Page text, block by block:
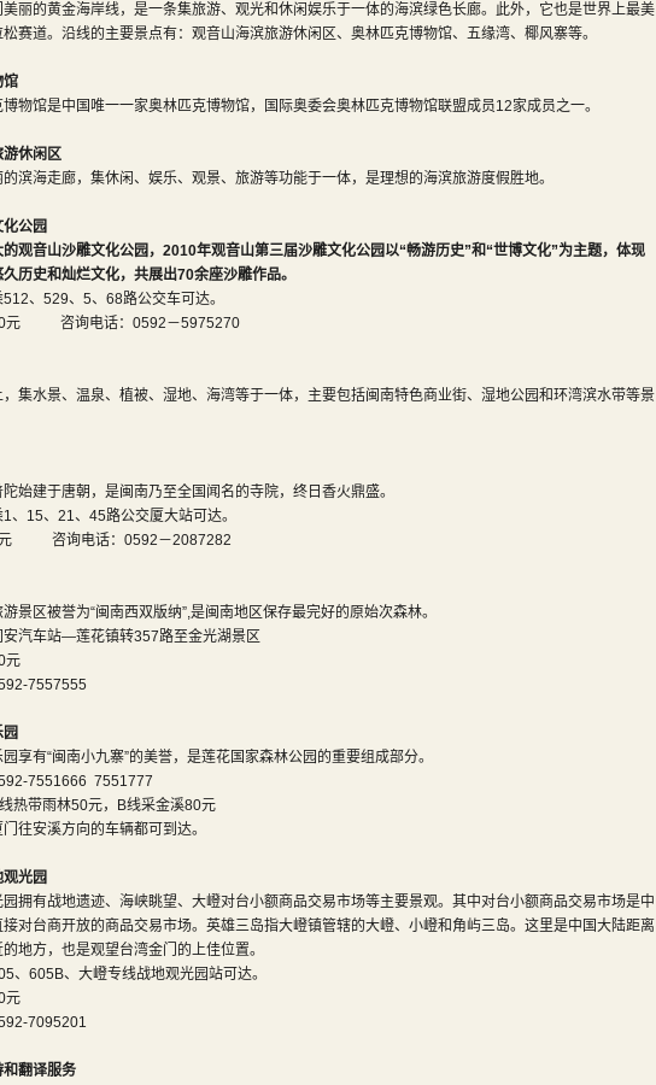
丽的黄金海岸线，是一条集旅游、观光和休闲娱乐于一体的海滨绿色长廊。此外，它也是世界上最美
赛道。沿线的主要景点有：观音山海滨旅游休闲区、奥林匹克博物馆、五缘湾、椰风寨等。
馆
物馆是中国唯一一家奥林匹克博物馆，国际奥委会奥林匹克博物馆联盟成员12家成员之一。
休闲区
滨海走廊，集休闲、娱乐、观景、旅游等功能于一体，是理想的海滨旅游度假胜地。
公园
观音山沙雕文化公园， 2010年观音山第三届沙雕文化公园以“畅游历史”和“世博文化”为主题，体现
历史和灿烂文化，共展出70余座沙雕作品。
、529、5、68路公交车可达。
元 咨询电话：0592－5975270
集水景、温泉、植被、湿地、海湾等于一体，主要包括闽南特色商业街、湿地公园和环湾滨水带等景
始建于唐朝，是闽南乃至全国闻名的寺院，终日香火鼎盛。
、15、21、45路公交厦大站可达。
元 咨询电话：0592－2087282
景区被誉为“闽南西双版纳”,是闽南地区保存最完好的原始次森林。
安汽车站—莲花镇转357路至金光湖景区
元
7557555
享有“闽南小九寨”的美誉，是莲花国家森林公园的重要组成部分。
7551666 7551777
热带雨林50元，B线采金溪80元
往安溪方向的车辆都可到达。
光园
拥有战地遗迹、海峡眺望、大嶝对台小额商品交易市场等主要景观。其中对台小额商品交易市场是中
接对台商开放的商品交易市场。英雄三岛指大嶝镇管辖的大嶝、小嶝和角屿三岛。这里是中国大陆距离
地方，也是观望台湾金门的上佳位置。
、605B、大嶝专线战地观光园站可达。
元
7095201
翻译服务